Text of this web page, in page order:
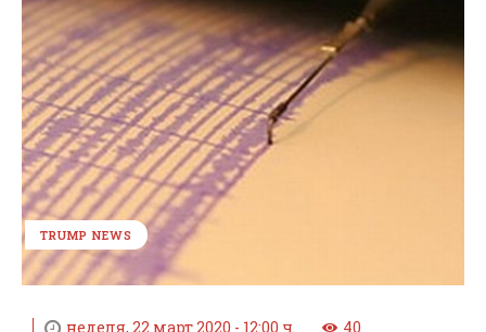
TRUMP NEWS
неделя, 22 март 2020 - 12:00 ч. 40